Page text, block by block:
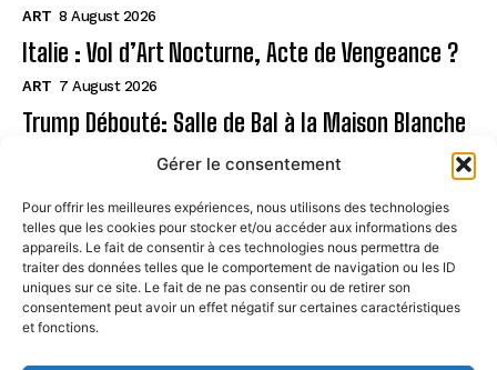
Gérer le consentement
Pour offrir les meilleures expériences, nous utilisons des technologies
telles que les cookies pour stocker et/ou accéder aux informations des
appareils. Le fait de consentir à ces technologies nous permettra de
traiter des données telles que le comportement de navigation ou les ID
uniques sur ce site. Le fait de ne pas consentir ou de retirer son
consentement peut avoir un effet négatif sur certaines caractéristiques
et fonctions.
ART 8 August 2026
Italie : Vol d’Art Nocturne, Acte de Vengeance ?
ART 7 August 2026
Trump Débouté: Salle de Bal à la Maison Blanche
Page
CONTACT
MENTIONS LÉGALES